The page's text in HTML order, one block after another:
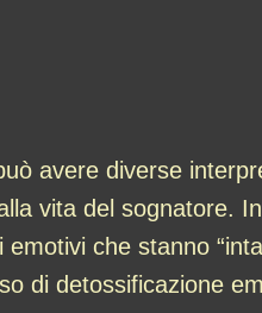
avere diverse
vita del sognatore.
che stanno
di detossificazione